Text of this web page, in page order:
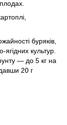
буряків,
ягідних культур.
— до 5 кг на
20 г